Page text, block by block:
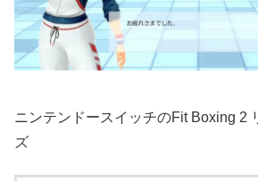
ニンテンドースイッチのFit Boxing 2
ズ